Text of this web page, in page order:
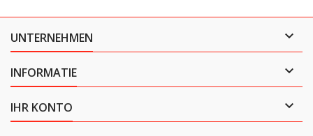
UNTERNEHMEN 
INFORMATIE 
IHR KONTO 